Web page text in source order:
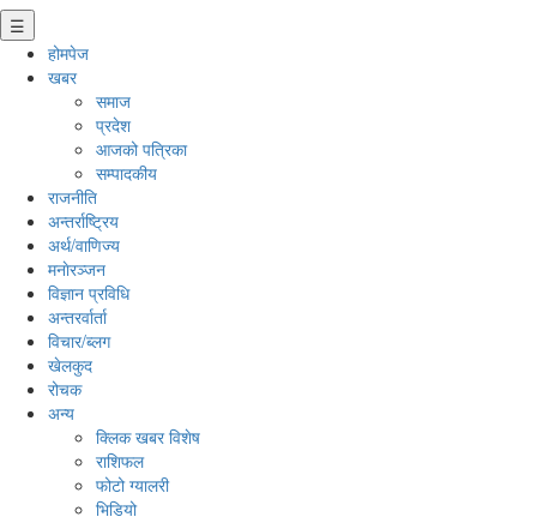
☰
होमपेज
खबर
समाज
प्रदेश
आजको पत्रिका
सम्पादकीय
राजनीति
अन्तर्राष्ट्रिय
अर्थ/वाणिज्य
मनाेरञ्जन
विज्ञान प्रविधि
अन्तरर्वार्ता
विचार/ब्लग
खेलकुद
रोचक
अन्य
क्लिक खबर विशेष
राशिफल
फोटो ग्यालरी
भिडियो